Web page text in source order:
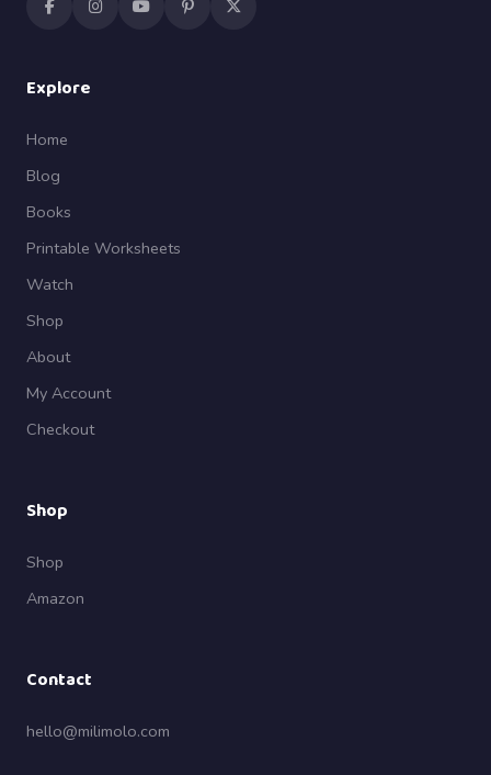
Explore
Home
Blog
Books
Printable Worksheets
Watch
Shop
About
My Account
Checkout
Shop
Shop
Amazon
Contact
hello@milimolo.com